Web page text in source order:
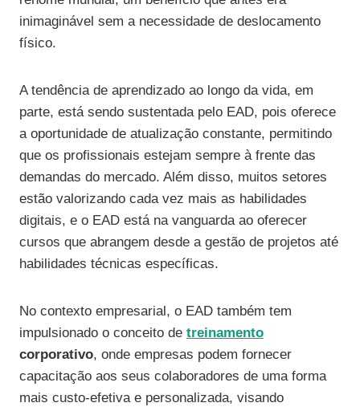
inimaginável sem a necessidade de deslocamento
físico.
A tendência de aprendizado ao longo da vida, em
parte, está sendo sustentada pelo EAD, pois oferece
a oportunidade de atualização constante, permitindo
que os profissionais estejam sempre à frente das
demandas do mercado. Além disso, muitos setores
estão valorizando cada vez mais as habilidades
digitais, e o EAD está na vanguarda ao oferecer
cursos que abrangem desde a gestão de projetos até
habilidades técnicas específicas.
No contexto empresarial, o EAD também tem
impulsionado o conceito de treinamento
corporativo, onde empresas podem fornecer
capacitação aos seus colaboradores de uma forma
mais custo-efetiva e personalizada, visando